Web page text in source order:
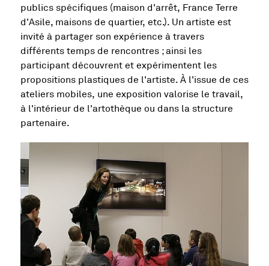
publics spécifiques (maison d'arrêt, France Terre
d'Asile, maisons de quartier, etc.). Un artiste est
invité à partager son expérience à travers
différents temps de rencontres ; ainsi les
participant découvrent et expérimentent les
propositions plastiques de l'artiste. À l'issue de ces
ateliers mobiles, une exposition valorise le travail,
à l'intérieur de l'artothèque ou dans la structure
partenaire.